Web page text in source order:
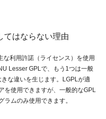
てはならない理由
利用許諾（ライセンス）を使用
Lesser GPLで、もう1つは一般
な違いを生じます。LGPLが適
を使用できますが、一般的なGPL
ムのみ使用できます。